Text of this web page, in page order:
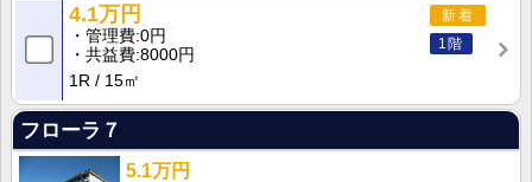
新着
1階
4.1万円
管理費 0円
共益費 8000円
1R
15㎡
フローラ７
5.1万円